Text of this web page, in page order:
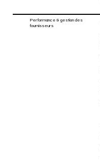
Performance & gestion des
fournisseurs